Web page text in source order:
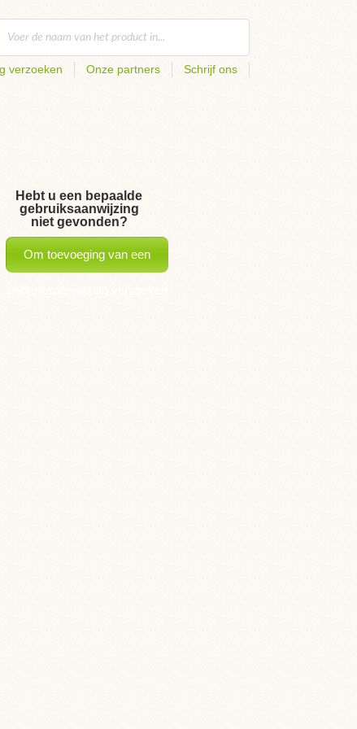
verzoeken Onze partners Schrijf ons
Hebt u een bepaalde
gebruiksaanwijzing
niet gevonden?
Om toevoeging van een